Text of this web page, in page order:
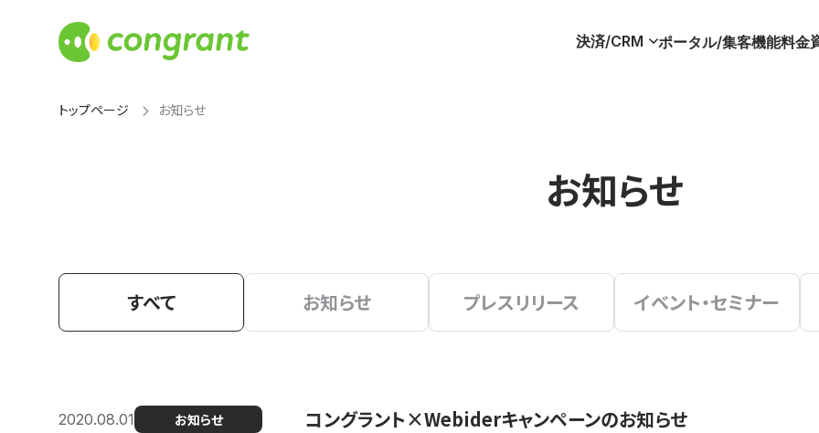
決済/CRM ポータル/集客機能料金
トップページ お知らせ
お知らせ
すべて お知らせ プレスリリース イベント・セミナー
2020.08.01 お知らせ コングラント×Webiderキャンペーンのお知らせ